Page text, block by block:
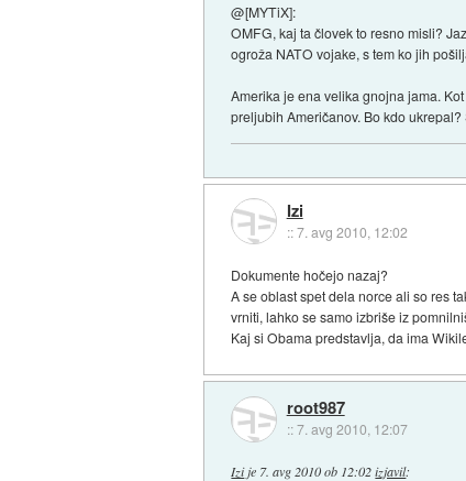
@[MYTiX]:
OMFG, kaj ta človek to resno misli?
ogroža NATO vojake, s tem ko jih
Amerika je ena velika gnojna jama.
preljubih Američanov. Bo kdo ukrepal?
Izi
::7. avg 2010, 12:02
Dokumente hočejo nazaj?
A se oblast spet dela norce ali so res
vrniti, lahko se samo izbriše iz
Kaj si Obama predstavlja, da ima
root987
::7. avg 2010, 12:07
Izije 7. avg 2010 ob 12:02 izjavil: